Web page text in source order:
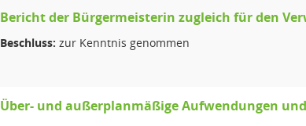
Bericht der Bürgermeisterin zugleich für den
Beschluss: zur Kenntnis genommen
Über- und außerplanmäßige Aufwendungen